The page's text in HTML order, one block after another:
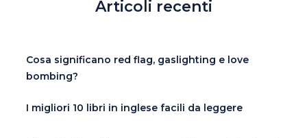
Articoli recenti
Cosa significano red flag, gaslighting e love
bombing?
I migliori 10 libri in inglese facili da leggere